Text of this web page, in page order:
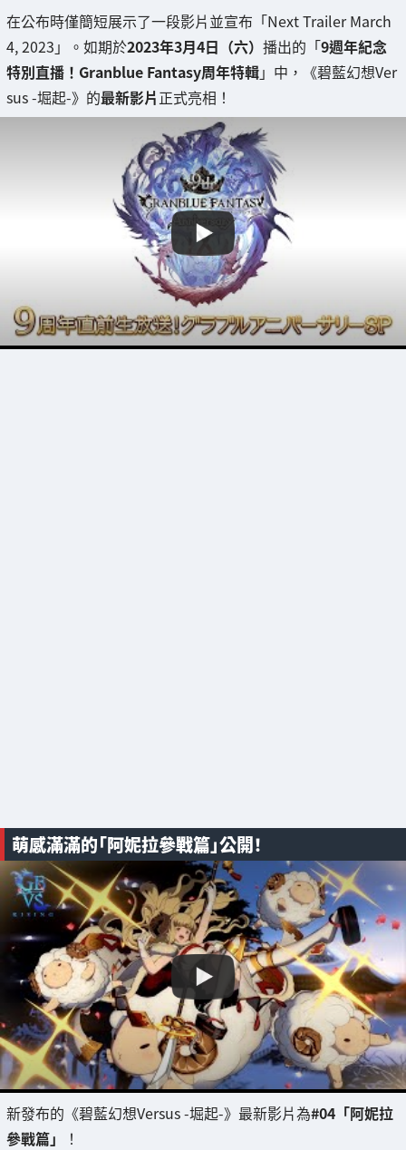
在公布時僅簡短展示了一段影片並宣布「Next Trailer March
4, 2023」。如期於2023年3月4日（六） 播出的「9週年紀念
特別直播！Granblue Fantasy周年特輯」中，《碧藍幻想Ver
sus -堀起-》的最新影片正式亮相！
萌感滿滿的「阿妮拉參戰篇」公開！
新發布的《碧藍幻想Versus -堀起-》最新影片為#04「阿妮拉
參戰篇」
！